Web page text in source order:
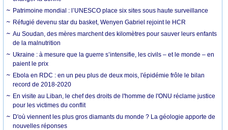
Patrimoine mondial : l’UNESCO place six sites sous haute surveillance
Réfugié devenu star du basket, Wenyen Gabriel rejoint le HCR
Au Soudan, des mères marchent des kilomètres pour sauver leurs enfants
de la malnutrition
Ukraine : à mesure que la guerre s’intensifie, les civils – et le monde – en
paient le prix
Ebola en RDC : en un peu plus de deux mois, l'épidémie frôle le bilan
record de 2018-2020
En visite au Liban, le chef des droits de l'homme de l'ONU réclame justice
pour les victimes du conflit
D'où viennent les plus gros diamants du monde ? La géologie apporte de
nouvelles réponses